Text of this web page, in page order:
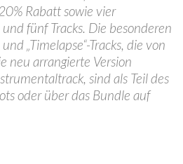
Rabatt sowie vier
fünf Tracks. Die besonderen
„Timelapse“-Tracks, die von
neu arrangierte Version
sind als Teil des
oder über das Bundle auf